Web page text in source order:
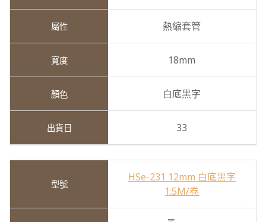
熱縮套管
18mm
白底黑字
33
HSe-231 12mm 白底黑字
1.5M/卷